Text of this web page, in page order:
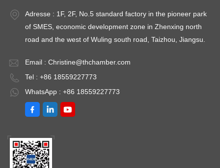
Adresse : 1F, 2F, No.5 standard factory in the pioneer park
of SMES, economic development zone in Zhenxing north
road and the west of Wuling south road, Taizhou, Jiangsu.
Email : Christine@thchamber.com
Tel : +86 18559227773
WhatsApp : +86 18559227773